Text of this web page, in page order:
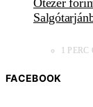
1 PERC
FACEBOOK